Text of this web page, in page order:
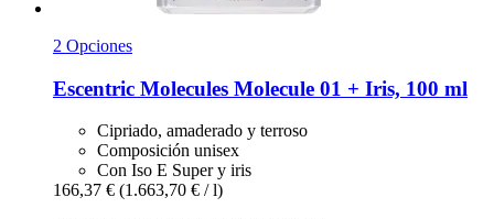
2 Opciones
Escentric Molecules Molecule 01 + Iris, 100 ml
Cipriado, amaderado y terroso
Composición unisex
Con Iso E Super y iris
166,37 € (1.663,70 € / l)